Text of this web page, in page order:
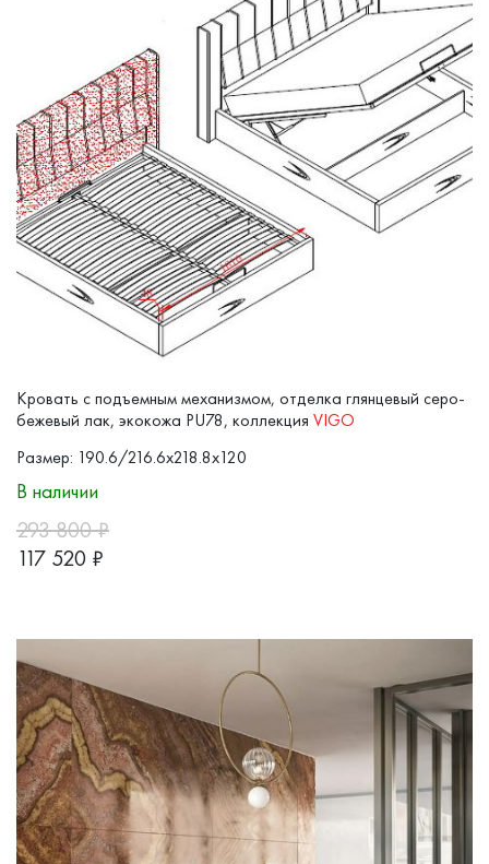
Кровать с подъемным механизмом, отделка глянцевый серо-
бежевый лак, экокожа PU78, коллекция VIGO
Размер: 190.6/216.6x218.8x120
В наличии
293 800₽
117 520 ₽